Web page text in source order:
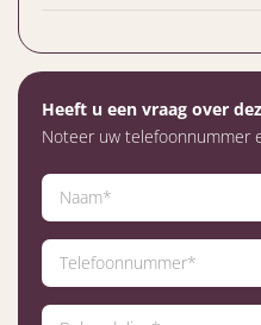
Heeft u een vraag over
Noteer uw telefoonnummer